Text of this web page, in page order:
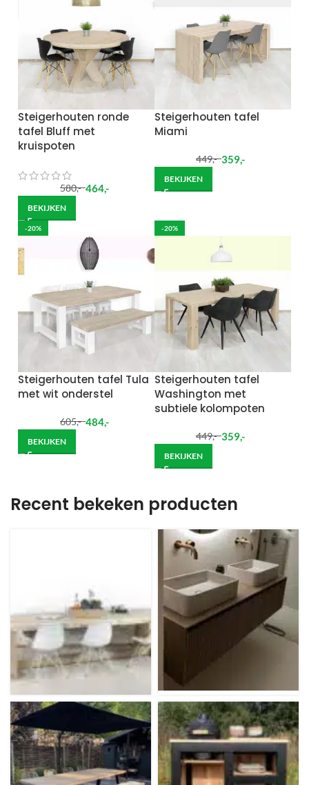
Steigerhouten ronde
tafel Bluff met
kruispoten
580,- 464,-
BEKIJKEN
Steigerhouten tafel
Miami
449,- 359,-
BEKIJKEN
-20%
Steigerhouten tafel Tula
met wit onderstel
605,- 484,-
BEKIJKEN
-20%
Steigerhouten tafel
Washington met
subtiele kolompoten
449,- 359,-
BEKIJKEN
Recent bekeken producten